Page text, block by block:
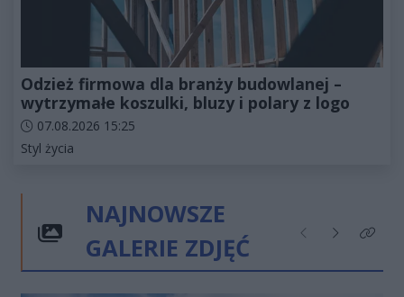
Odzież firmowa dla branży budowlanej –
wytrzymałe koszulki, bluzy i polary z logo
Data dodania artykułu:
07.08.2026 15:25
Kategorie artykułu:
Styl życia
NAJNOWSZE
GALERIE ZDJĘĆ
Poprzednie
NastępneKliknij